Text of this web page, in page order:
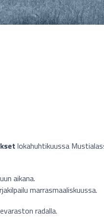
lokahuhtikuussa
aikana.
marrasmaaliskuussa.
radalla.